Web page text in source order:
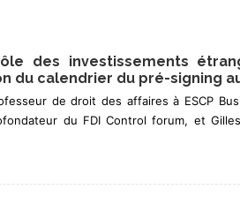
des investissements
du calendrier du pré-signing
de droit des affaires à ESCP
du FDI Control forum, et